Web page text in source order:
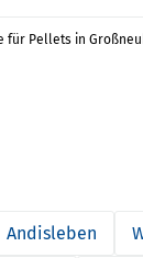
für Pellets in
Andisleben